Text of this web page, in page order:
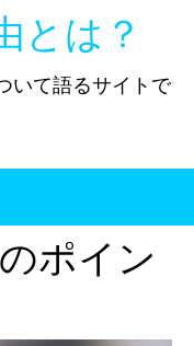
とは？
いて語るサイトで
ポイン